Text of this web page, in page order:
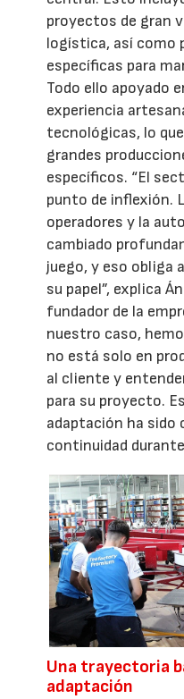
proyectos de gran
logística, así como
específicas para
Todo ello apoyado
experiencia
tecnológicas, lo
grandes
específicos. “El
punto de inflexión.
operadores y la
cambiado
juego, y eso obliga
su papel”, explica
fundador de la
nuestro caso,
no está solo en
al cliente y
para su proyecto.
adaptación ha sido
continuidad
Una trayectoria
adaptación